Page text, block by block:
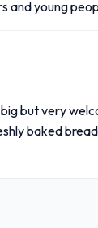
and young
but very
baked